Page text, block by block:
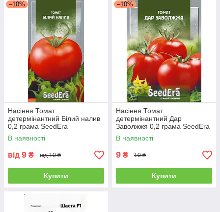
–10%
Насіння Томат
детермінантний Білий налив
0,2 грама SeedEra
В наявності
від 9 ₴ від 10 ₴
Купити
–10%
Насіння Томат
детермінантний Дар
Заволжжя 0,2 грама SeedEra
В наявності
9 ₴ 10 ₴
Купити